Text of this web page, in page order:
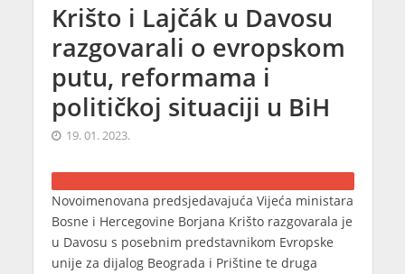
Krišto i Lajčák u Davosu
razgovarali o evropskom
putu, reformama i
političkoj situaciji u BiH
19. 01. 2023.
Novoimenovana predsjedavajuća Vijeća ministara
Bosne i Hercegovine Borjana Krišto razgovarala je
u Davosu s posebnim predstavnikom Evropske
unije za dijalog Beograda i Prištine te druga